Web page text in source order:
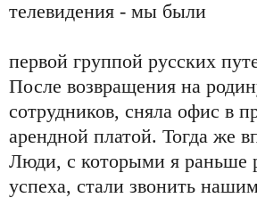
телевидения - мы были
первой группой русских
После возвращения на
сотрудников, сняла офис в
арендной платой. Тогда же
Люди, с которыми я раньше
успеха, стали звонить